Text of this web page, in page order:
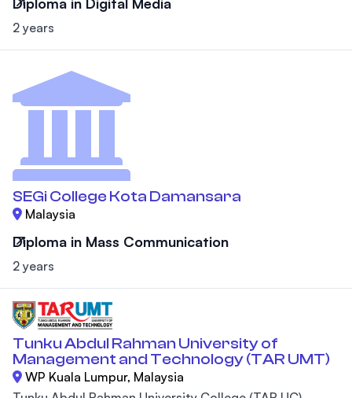
2 years
SEGi College Kota Damansara
Malaysia
Diploma in Mass Communication
2 years
Tunku Abdul Rahman University of
Management and Technology (TAR UMT)
WP Kuala Lumpur, Malaysia